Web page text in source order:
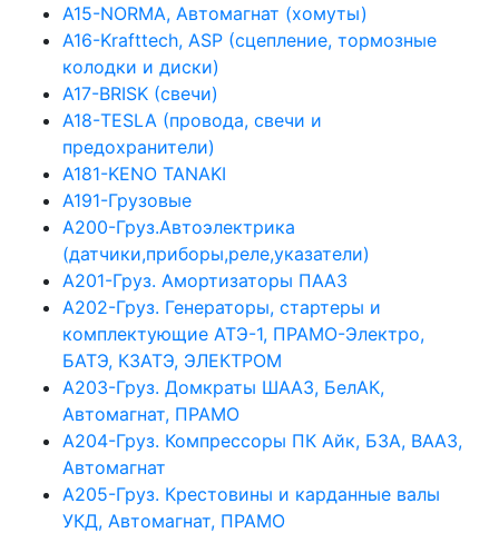
А15-NORMA, Автомагнат (хомуты)
А16-Krafttech, ASP (сцепление, тормозные
колодки и диски)
А17-BRISK (свечи)
А18-TESLA (провода, свечи и
предохранители)
А181-KENO TANAKI
А191-Грузовые
А200-Груз.Автоэлектрика
(датчики,приборы,реле,указатели)
А201-Груз. Амортизаторы ПААЗ
А202-Груз. Генераторы, стартеры и
комплектующие АТЭ-1, ПРАМО-Электро,
БАТЭ, КЗАТЭ, ЭЛЕКТРОМ
А203-Груз. Домкраты ШААЗ, БелАК,
Автомагнат, ПРАМО
А204-Груз. Компрессоры ПК Айк, БЗА, ВААЗ,
Автомагнат
А205-Груз. Крестовины и карданные валы
УКД, Автомагнат, ПРАМО